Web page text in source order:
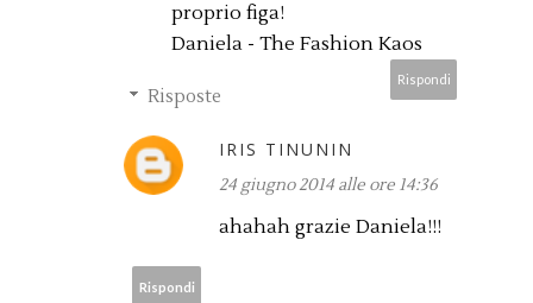
proprio figa!
Daniela - The Fashion Kaos
Rispondi
Risposte
IRIS TINUNIN
24 giugno 2014 alle ore 14:36
ahahah grazie Daniela!!!
Rispondi